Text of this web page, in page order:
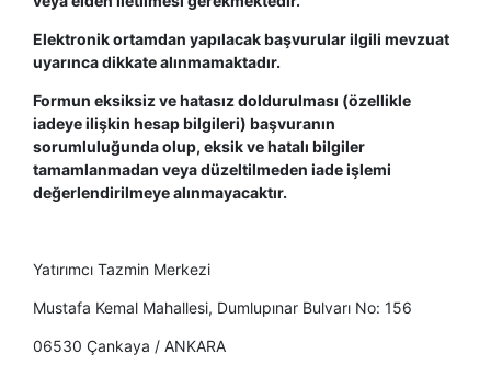
Elektronik ortamdan yapılacak başvurular ilgili mevzuat
uyarınca dikkate alınmamaktadır.
Formun eksiksiz ve hatasız doldurulması (özellikle
iadeye ilişkin hesap bilgileri) başvuranın
sorumluluğunda olup, eksik ve hatalı bilgiler
tamamlanmadan veya düzeltilmeden iade işlemi
değerlendirilmeye alınmayacaktır.
Yatırımcı Tazmin Merkezi
Mustafa Kemal Mahallesi, Dumlupınar Bulvarı No: 156
06530 Çankaya / ANKARA